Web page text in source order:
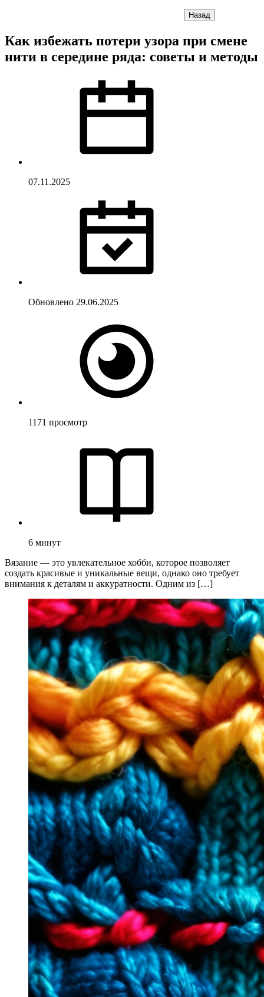
Назад
Как избежать потери узора при смене
нити в середине ряда: советы и методы
07.11.2025
Обновлено 29.06.2025
1171 просмотр
6 минут
Вязание — это увлекательное хобби, которое позволяет
создать красивые и уникальные вещи, однако оно требует
внимания к деталям и аккуратности. Одним из […]